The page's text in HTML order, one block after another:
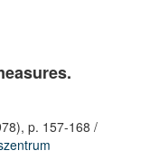
p. 157-168 /